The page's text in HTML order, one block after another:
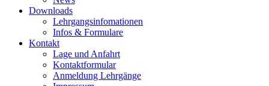
Downloads
Lehrgangsinfomationen
Infos & Formulare
Kontakt
Lage und Anfahrt
Kontaktformular
Anmeldung Lehrgänge